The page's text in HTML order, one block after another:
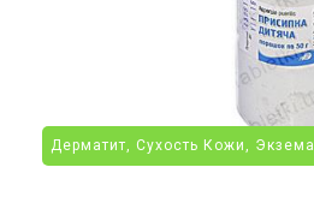
Дерматит, Сухость Кожи, Экзема